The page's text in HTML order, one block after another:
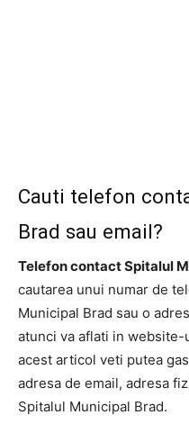
Cauti telefon
Brad sau email?
Telefon contact Spitalul
cautarea unui numar de
Municipal Brad sau o
atunci va aflati in
acest articol veti putea
adresa de email, adresa
Spitalul Municipal Brad.